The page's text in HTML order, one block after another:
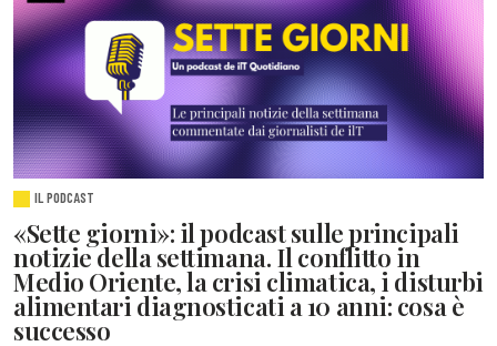
IL PODCAST
«Sette giorni»: il podcast sulle principali
notizie della settimana. Il conflitto in
Medio Oriente, la crisi climatica, i disturbi
alimentari diagnosticati a 10 anni: cosa è
successo